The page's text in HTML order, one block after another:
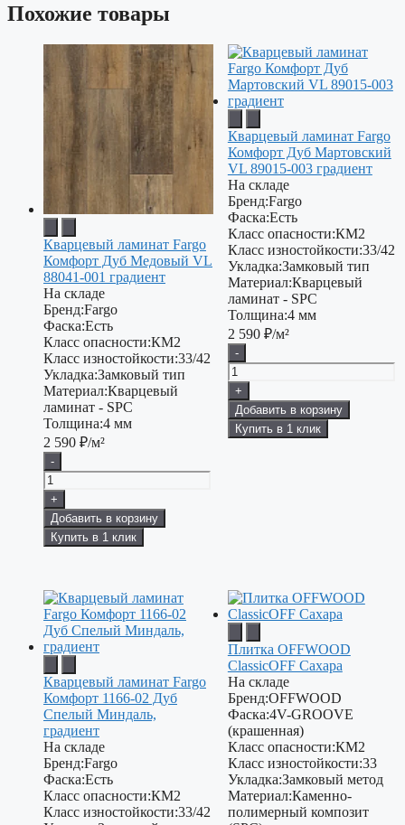
Похожие товары
Кварцевый ламинат Fargo
Комфорт Дуб Медовый VL
88041-001 градиент
На складе
Бренд:Fargo
Фаска:Есть
Класс опасности:КМ2
Класс изностойкости:33/42
Укладка:Замковый тип
Материал:Кварцевый
ламинат - SPC
Толщина:4 мм
2 590 ₽/м²
-
+
Добавить в корзину
Купить в 1 клик
Кварцевый ламинат Fargo
Комфорт Дуб Мартовский
VL 89015-003 градиент
На складе
Бренд:Fargo
Фаска:Есть
Класс опасности:КМ2
Класс изностойкости:33/42
Укладка:Замковый тип
Материал:Кварцевый
ламинат - SPC
Толщина:4 мм
2 590 ₽/м²
-
+
Добавить в корзину
Купить в 1 клик
Кварцевый ламинат Fargo
Комфорт 1166-02 Дуб
Спелый Миндаль,
градиент
На складе
Бренд:Fargo
Фаска:Есть
Класс опасности:КМ2
Класс изностойкости:33/42
Плитка OFFWOOD
ClassicOFF Сахара
На складе
Бренд:OFFWOOD
Фаска:4V-GROOVE
(крашенная)
Класс опасности:КМ2
Класс изностойкости:33
Укладка:Замковый метод
Материал:Каменно-
полимерный композит